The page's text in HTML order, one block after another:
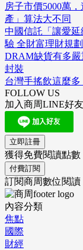
房子市價5000萬
產」算法大不同
中國信託「讓愛
驗 全財富理財規
DRAM缺貨有多
封裝
台灣手搖飲這麼
FOLLOW US
加入商周LINE好
立即註冊
獲得免費閱讀點數
付費訂閱
訂閱商周數位閱讀
內容分類
焦點
國際
財經